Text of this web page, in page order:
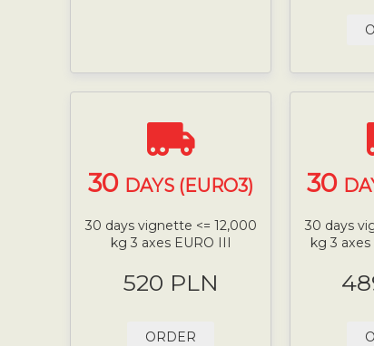
30 DAYS (EURO3)
30 days vignette <= 12,000
kg 3 axes EURO III
520 PLN
ORDER
30
30 days
kg 3 axes